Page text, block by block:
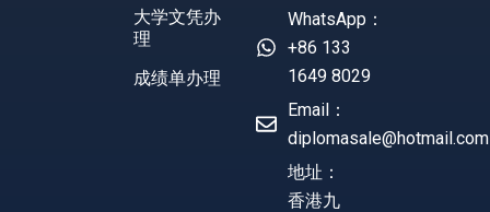
大学文凭办
理
成绩单办理
WhatsApp：
+86 133
1649 8029
Email：
diplomasale@hotmail.com
地址：
香港九